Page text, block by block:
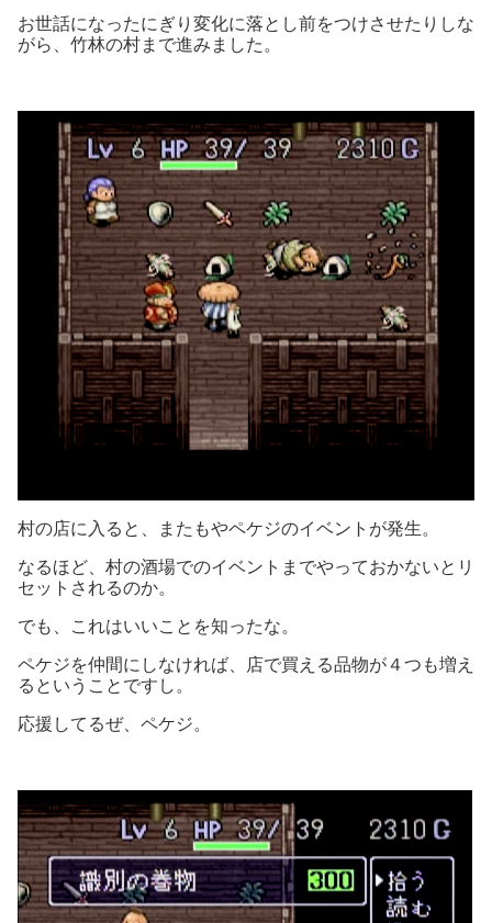
お世話になったにぎり変化に落とし前をつけさせたりしな
がら、竹林の村まで進みました。
村の店に入ると、またもやペケジのイベントが発生。
なるほど、村の酒場でのイベントまでやっておかないとリ
セットされるのか。
でも、これはいいことを知ったな。
ペケジを仲間にしなければ、店で買える品物が４つも増え
るということですし。
応援してるぜ、ペケジ。